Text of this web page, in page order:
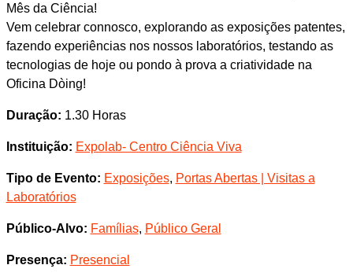
Mês da Ciência!
Vem celebrar connosco, explorando as exposições patentes,
fazendo experiências nos nossos laboratórios, testando as
tecnologias de hoje ou pondo à prova a criatividade na
Oficina Dòing!
Duração: 1.30 Horas
Instituição: Expolab- Centro Ciência Viva
Tipo de Evento: Exposições, Portas Abertas | Visitas a
Laboratórios
Público-Alvo: Famílias, Público Geral
Presença: Presencial